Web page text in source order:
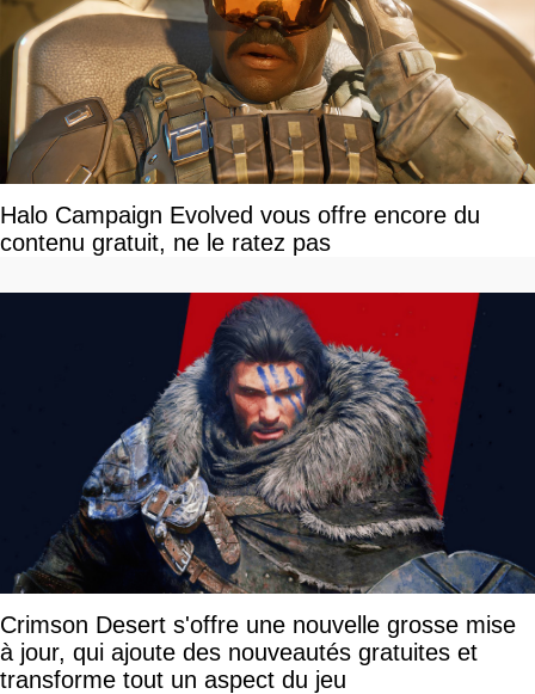
Halo Campaign Evolved vous offre encore du
contenu gratuit, ne le ratez pas
Crimson Desert s'offre une nouvelle grosse mise
à jour, qui ajoute des nouveautés gratuites et
transforme tout un aspect du jeu